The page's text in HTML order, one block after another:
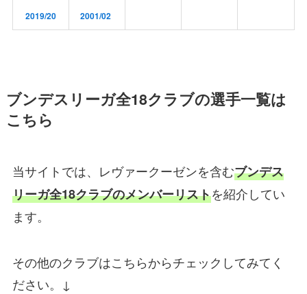
2019/20 2001/02
ブンデスリーガ全18クラブの選手一覧は
こちら
当サイトでは、レヴァークーゼンを含むブンデス
リーガ全18クラブのメンバーリストを紹介してい
ます。
その他のクラブはこちらからチェックしてみてく
ださい。↓